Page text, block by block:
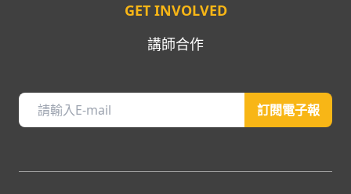
GET INVOLVED
講師合作
訂閱電子報